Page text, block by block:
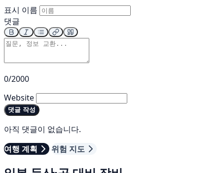
표시 이름
댓글
0/2000
Website
댓글 작성
아직 댓글이 없습니다.
여행 계획
위험 지도